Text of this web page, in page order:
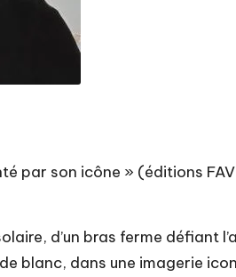
par son icône » (éditions
d’un bras ferme défiant
blanc, dans une imagerie